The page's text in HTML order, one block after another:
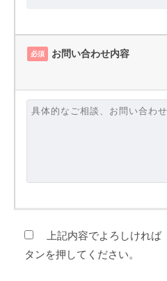
必須 お問い合わせ内容
上記内容でよろしければ
タンを押してください。